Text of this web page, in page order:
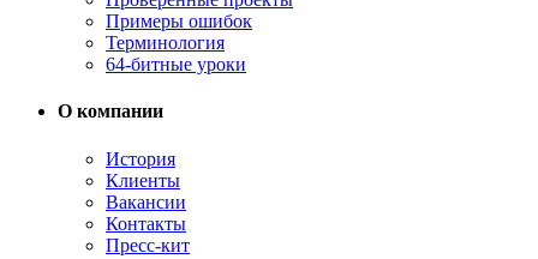
Примеры ошибок
Терминология
64-битные уроки
О компании
История
Клиенты
Вакансии
Контакты
Пресс-кит